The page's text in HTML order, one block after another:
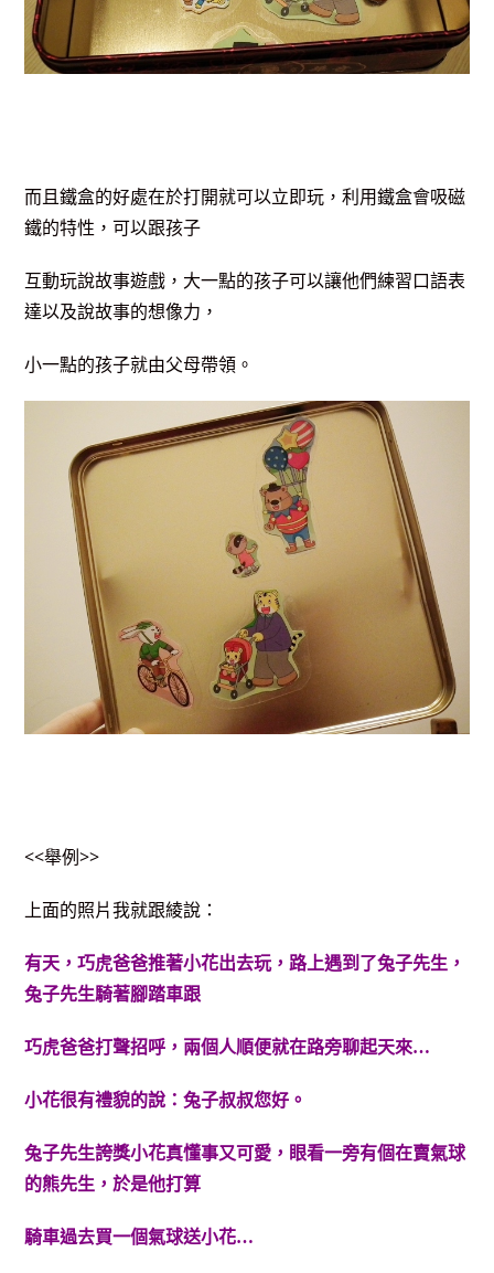
而且鐵盒的好處在於打開就可以立即玩，利用鐵盒會吸磁
鐵的特性，可以跟孩子
互動玩說故事遊戲，大一點的孩子可以讓他們練習口語表
達以及說故事的想像力，
小一點的孩子就由父母帶領。
<<舉例>>
上面的照片我就跟綾說：
有天，巧虎爸爸推著小花出去玩，路上遇到了兔子先生，
兔子先生騎著腳踏車跟
巧虎爸爸打聲招呼，兩個人順便就在路旁聊起天來…
小花很有禮貌的說：兔子叔叔您好。
兔子先生誇獎小花真懂事又可愛，眼看一旁有個在賣氣球
的熊先生，於是他打算
騎車過去買一個氣球送小花…